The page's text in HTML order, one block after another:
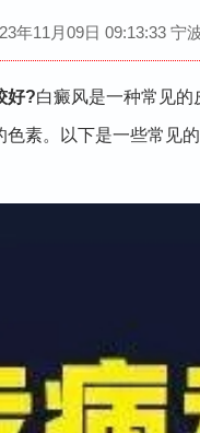
年11月09日 09:13:33 宁
好?白癜风是一种常见的
素。以下是一些常见